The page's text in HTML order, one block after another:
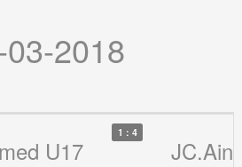
2018
U17
1 : 4
JC.Ain